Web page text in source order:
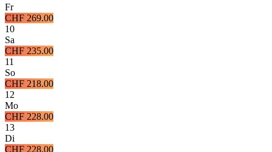
Fr
CHF 269.00
10
Sa
CHF 235.00
11
So
CHF 218.00
12
Mo
CHF 228.00
13
Di
CHF 228.00